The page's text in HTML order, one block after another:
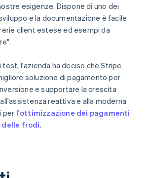
esigenze. Dispone di uno dei
e la documentazione è facile
client estese ed esempi da
l'azienda ha deciso che Stripe
soluzione di pagamento per
e supportare la crescita
reattiva e alla moderna
per l'ottimizzazione dei pagamenti
frodi.